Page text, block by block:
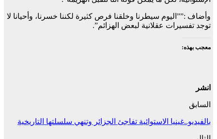
وأضاف :””اليوم سيطرنا وخلقنا فرص كثيرة لكننا خسرنا، وأحيانا لا
توجد تفسيرات عقلانية لبعض الهزائم”.
معجب بهذه:
انشر
السابق
بالفيديو..غينيا الاستوائية تفاجئ الجزائر وتنهي سلسلتها التاريخية